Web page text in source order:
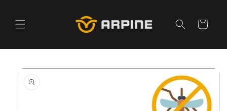
conteúdo
Carrinho
informações
do produto